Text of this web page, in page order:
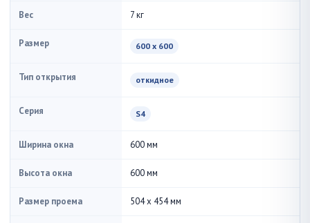
Вес 7 кг
Размер 600 x 600
Тип открытия откидное
Серия S4
Ширина окна 600 мм
Высота окна 600 мм
Размер проема 504 x 454 мм